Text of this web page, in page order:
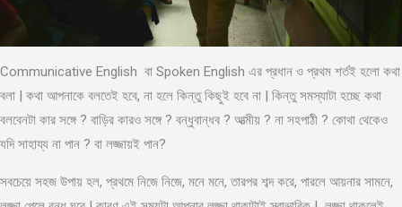
Communicative English বা Spoken English এর প্রধান ও প্রথম শর্তই হলো কথা
বলা | কথা আপনাকে বলতেই হবে, না হলে কিন্তু কিছুই হবে না | কিন্তু সমস্যাটা হচ্ছে কথা
বলবেনটা কার সঙ্গে ? বাড়ির কারও সঙ্গে ? বন্ধুবান্ধব ? আত্মীয় ? না সহপাঠী ? কোথা থেকেও
যদি সাহায্য না পান ? বা লজ্জায়ই পান?
সবচেয়ে সহজ উপায় হল, প্রথমে নিজে নিজে, মনে মনে, তারপর শব্দ করে, পারলে আয়নার সামনে,